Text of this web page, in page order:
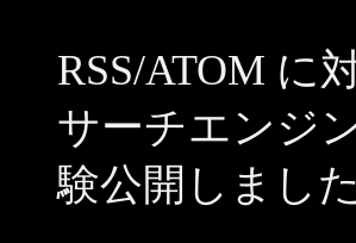
RSS/ATOM に
サーチエンジ
験公開しました